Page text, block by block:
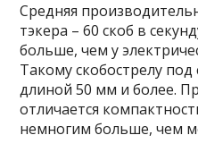
Средняя
тэкера – 60 скоб в
больше, чем у
Такому скобострелу под
длиной 50 мм и более.
отличается
немногим больше, чем